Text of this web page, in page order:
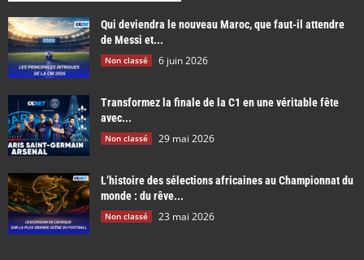
Qui deviendra le nouveau Maroc, que faut-il attendre
de Messi et...
Non classé 6 juin 2026
Transformez la finale de la C1 en une véritable fête
avec...
Non classé 29 mai 2026
L’histoire des sélections africaines au Championnat du
monde : du rêve...
Non classé 23 mai 2026